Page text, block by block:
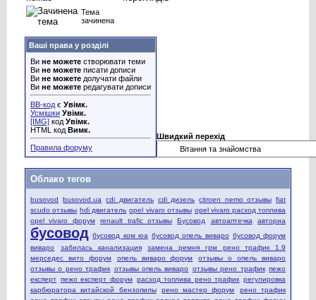
Тема
зачинена
Ваші права у розділі
Ви не можете створювати теми
Ви не можете писати дописи
Ви не можете долучати файли
Ви не можете редагувати дописи
BB-код є Увімк.
Усмішки Увімк.
[IMG] код Увімк.
HTML код Вимк.
Правила форуму
Швидкий перехід
Облако тегов
busovod busovod.ua cdi двигатель cdi дизель citroen nemo отзывы fiat
scudo отзывы hdi двигатель opel vivaro отзывы opel vivaro расход топлива
opel vivaro форум
renault trafic отзывы Бусовод автоаптечка авториа
бусовод бусовод ком юа бусовод опель виваро бусовод форум
виваро
забилась канализация
замена ремня грм рено трафик 1.9
мерседес вито форум
опель виваро форум
отзывы о опель виваро
отзывы о рено трафик отзывы опель виваро отзывы рено трафик пежо
експерт пежо експерт форум расход топлива рено трафик регулировка
карбюратора китайской бензопилы
рено мастер форум
рено трафик